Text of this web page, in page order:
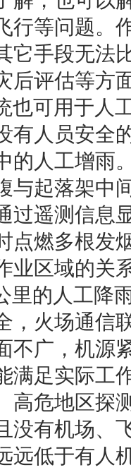
行等问题。
它手段无法
后评估等方
也可用于人
有人员安全
的人工增雨
与起落架中
过遥测信息
点燃多根发
业区域的关
里的人工降
，火场通信
不广，机源
满足实际工
高危地区探
没有机场、
远低于有人